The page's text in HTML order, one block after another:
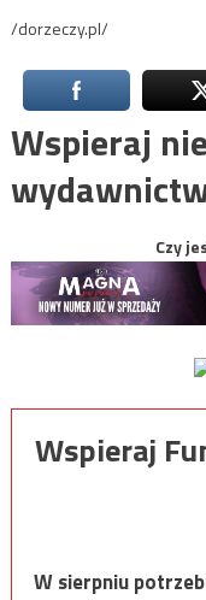
/dorzeczy.pl/
Wspieraj
Czy
Wspieraj
W sierpniu